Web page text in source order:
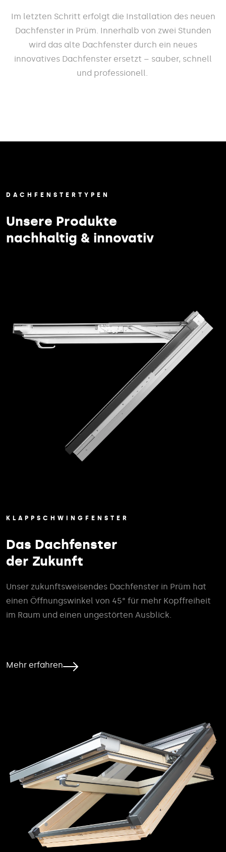
Im letzten Schritt erfolgt die Installation des neuen
Dachfenster in Prüm. Innerhalb von zwei Stunden
wird das alte Dachfenster durch ein neues
innovatives Dachfenster ersetzt – sauber, schnell
und professionell.
DACHFENSTERTYPEN
Unsere Produkte
nachhaltig & innovativ
KLAPPSCHWINGFENSTER
Das Dachfenster
der Zukunft
Unser zukunftsweisendes Dachfenster in Prüm hat
einen Öffnungswinkel von 45° für mehr Kopffreiheit
im Raum und einen ungestörten Ausblick.
Mehr erfahren